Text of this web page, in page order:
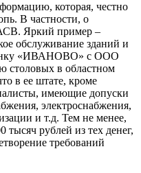
которая, честно
В частности, о
Яркий пример –
обслуживание зданий и
«ИВАНОВО» с ООО
столовых в областном
в ее штате, кроме
имеющие допуски
электроснабжения,
и т.д. Тем не менее,
рублей из тех денег,
требований